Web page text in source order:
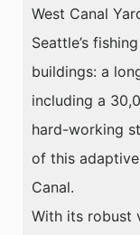
West Canal
Seattle’s
buildings: a
including a
hard-working
of this adaptive
Canal.
With its robust